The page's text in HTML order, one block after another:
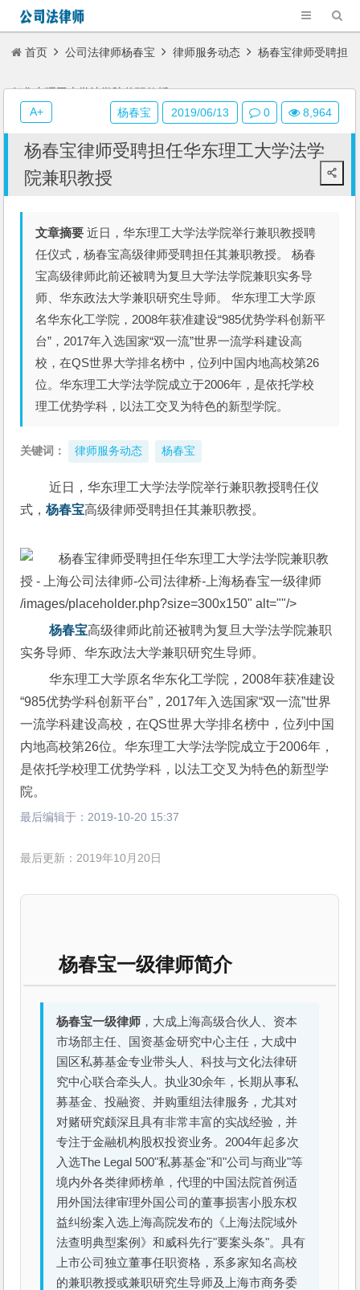
首页 公司法律师杨春宝 律师服务动态 杨春宝律师受聘担
任华东理工大学法学院兼职教授
杨春宝律师受聘担任华东理工大学法学
院兼职教授
文章摘要 近日，华东理工大学法学院举行兼职教授聘
任仪式，杨春宝高级律师受聘担任其兼职教授。 杨春
宝高级律师此前还被聘为复旦大学法学院兼职实务导
师、华东政法大学兼职研究生导师。 华东理工大学原
名华东化工学院，2008年获准建设“985优势学科创新平
台”，2017年入选国家“双一流”世界一流学科建设高
校，在QS世界大学排名榜中，位列中国内地高校第26
位。华东理工大学法学院成立于2006年，是依托学校
理工优势学科，以法工交叉为特色的新型学院。
关键词： 律师服务动态 杨春宝
近日，华东理工大学法学院举行兼职教授聘任仪
式，杨春宝高级律师受聘担任其兼职教授。
/images/placeholder.php?size=300x150" alt=""/>
杨春宝高级律师此前还被聘为复旦大学法学院兼职
实务导师、华东政法大学兼职研究生导师。
华东理工大学原名华东化工学院，2008年获准建设
“985优势学科创新平台”，2017年入选国家“双一流”世界
一流学科建设高校，在QS世界大学排名榜中，位列中国
内地高校第26位。华东理工大学法学院成立于2006年，
是依托学校理工优势学科，以法工交叉为特色的新型学
院。
最后编辑于： 2019-10-20 15:37
最后更新：2019年10月20日
杨春宝一级律师简介
杨春宝一级律师 ，大成上海高级合伙人、资本
市场部主任、国资基金研究中心主任，大成中
国区私募基金专业带头人、科技与文化法律研
究中心联合牵头人。执业30余年，长期从事私
募基金、投融资、并购重组法律服务，尤其对
对赌研究颇深且具有非常丰富的实战经验，并
专注于金融机构股权投资业务。2004年起多次
入选The Legal 500"私募基金"和"公司与商业"等
境内外各类律师榜单，代理的中国法院首例适
用外国法律审理外国公司的董事损害小股东权
益纠纷案入选上海高院发布的《上海法院域外
法查明典型案例》和威科先行"要案头条"。具有
上市公司独立董事任职资格，系多家知名高校
的兼职教授或兼职研究生导师及上海市商务委
杨春宝 2019/06/13 0 8,964
A+